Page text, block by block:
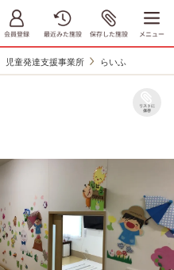
児童発達支援事業所 らいふ
リストに
保存